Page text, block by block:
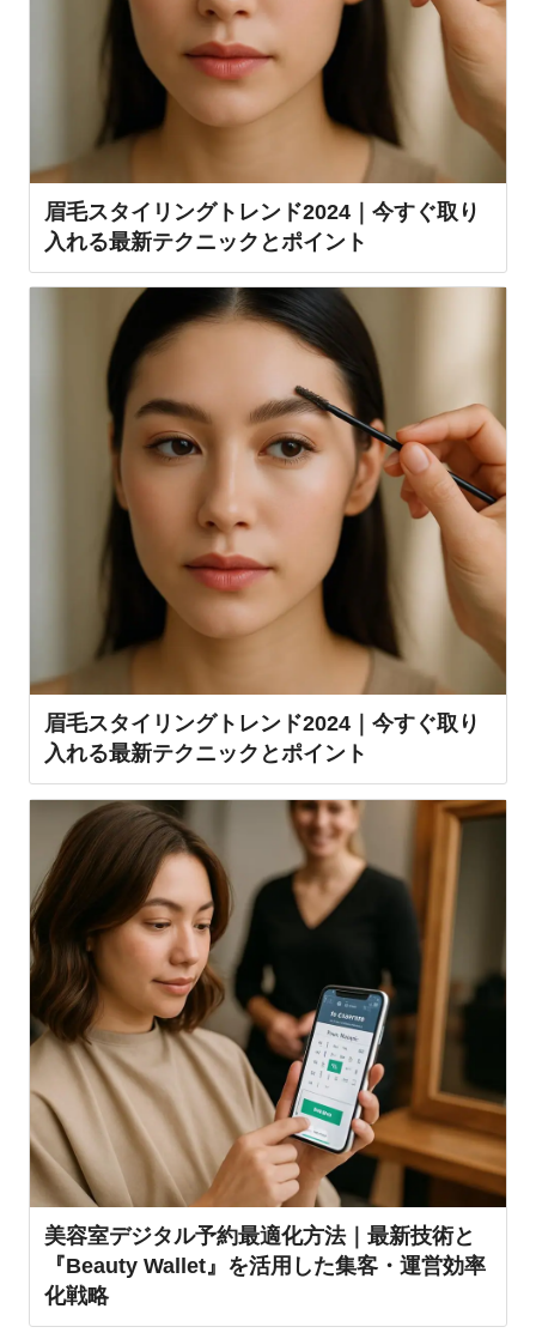
眉毛スタイリングトレンド2024｜今すぐ取り
入れる最新テクニックとポイント
眉毛スタイリングトレンド2024｜今すぐ取り
入れる最新テクニックとポイント
美容室デジタル予約最適化方法｜最新技術と
『Beauty Wallet』を活用した集客・運営効率
化戦略